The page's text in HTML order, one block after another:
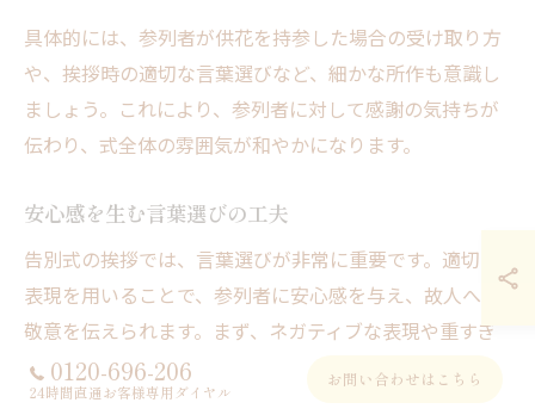
具体的には、参列者が供花を持参した場合の受け取り方
や、挨拶時の適切な言葉選びなど、細かな所作も意識し
ましょう。これにより、参列者に対して感謝の気持ちが
伝わり、式全体の雰囲気が和やかになります。
安心感を生む言葉選びの工夫
告別式の挨拶では、言葉選びが非常に重要です。適切な
表現を用いることで、参列者に安心感を与え、故人への
敬意を伝えられます。まず、ネガティブな表現や重すぎ
る言葉は避け、温かみのある言葉を選ぶことがポイント
です。
0120-696-206
24時間直通お客様専用ダイヤル
お問い合わせはこちら